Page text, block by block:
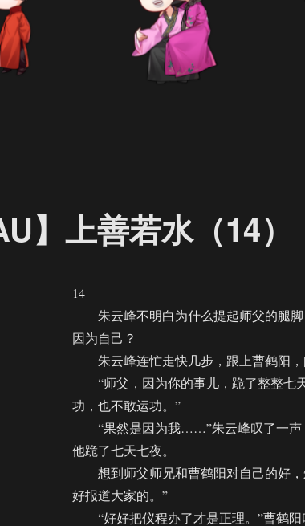
】上善若水（14）
14
朱云峰不明白为什么提起师父的腿
因为自己？
朱云峰连忙走快几步，跟上曹鹤阳
“师父，因为你的事儿，跪了整整七
功，也不敢运功。”
“果然是因为我……”朱云峰叹了一声
他跪了七天七夜。
想到师父师兄和曹鹤阳对自己的好，
好报道大家的。”
“好好把仪程办了才是正理。”曹鹤阳